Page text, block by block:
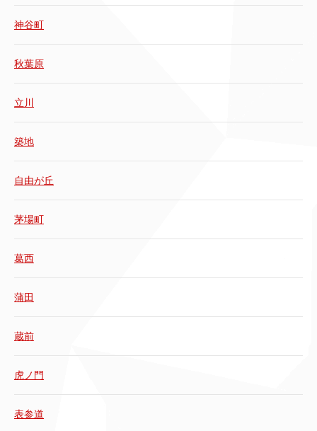
神谷町
秋葉原
立川
築地
自由が丘
茅場町
葛西
蒲田
蔵前
虎ノ門
表参道